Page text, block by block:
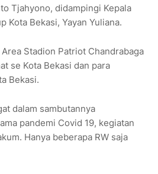
Tjahyono, didampingi Kepala
Kota Bekasi, Yayan Yuliana.
Stadion Patriot Chandrabaga
se Kota Bekasi dan para
Bekasi.
dalam sambutannya
pandemi Covid 19, kegiatan
Hanya beberapa RW saja